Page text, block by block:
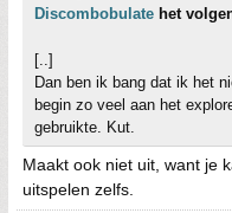
Discombobulate het
[..]
Dan ben ik bang dat ik het
begin zo veel aan het
gebruikte. Kut.
Maakt ook niet uit, want je
uitspelen zelfs.